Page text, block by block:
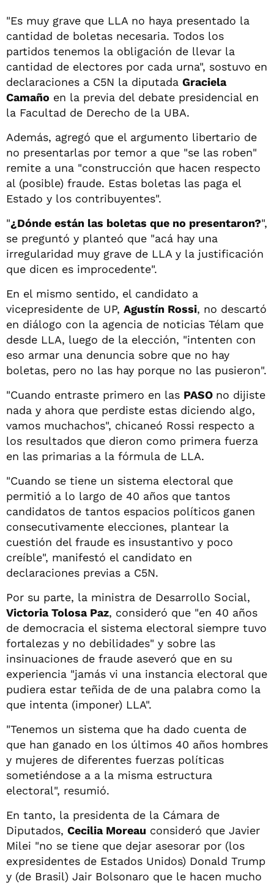
"Es muy grave que LLA no haya presentado la
cantidad de boletas necesaria. Todos los
partidos tenemos la obligación de llevar la
cantidad de electores por cada urna", sostuvo en
declaraciones a C5N la diputada Graciela
Camaño en la previa del debate presidencial en
la Facultad de Derecho de la UBA.
Además, agregó que el argumento libertario de
no presentarlas por temor a que "se las roben"
remite a una "construcción que hacen respecto
al (posible) fraude. Estas boletas las paga el
Estado y los contribuyentes".
"¿Dónde están las boletas que no presentaron?",
se preguntó y planteó que "acá hay una
irregularidad muy grave de LLA y la justificación
que dicen es improcedente".
En el mismo sentido, el candidato a
vicepresidente de UP, Agustín Rossi, no descartó
en diálogo con la agencia de noticias Télam que
desde LLA, luego de la elección, "intenten con
eso armar una denuncia sobre que no hay
boletas, pero no las hay porque no las pusieron".
"Cuando entraste primero en las PASO no dijiste
nada y ahora que perdiste estas diciendo algo,
vamos muchachos", chicaneó Rossi respecto a
los resultados que dieron como primera fuerza
en las primarias a la fórmula de LLA.
"Cuando se tiene un sistema electoral que
permitió a lo largo de 40 años que tantos
candidatos de tantos espacios políticos ganen
consecutivamente elecciones, plantear la
cuestión del fraude es insustantivo y poco
creíble", manifestó el candidato en
declaraciones previas a C5N.
Por su parte, la ministra de Desarrollo Social,
Victoria Tolosa Paz, consideró que "en 40 años
de democracia el sistema electoral siempre tuvo
fortalezas y no debilidades" y sobre las
insinuaciones de fraude aseveró que en su
experiencia "jamás vi una instancia electoral que
pudiera estar teñida de de una palabra como la
que intenta (imponer) LLA".
"Tenemos un sistema que ha dado cuenta de
que han ganado en los últimos 40 años hombres
y mujeres de diferentes fuerzas políticas
sometiéndose a a la misma estructura
electoral", resumió.
En tanto, la presidenta de la Cámara de
Diputados, Cecilia Moreau consideró que Javier
Milei "no se tiene que dejar asesorar por (los
expresidentes de Estados Unidos) Donald Trump
y (de Brasil) Jair Bolsonaro que le hacen mucho